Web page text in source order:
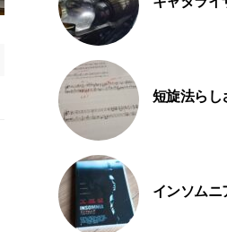
短旋法らし
インソムニ